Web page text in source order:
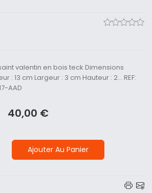
valentin en bois teck Dimensions
: 13 cm Largeur : 3 cm Hauteur : 2... REF:
AAD
40,00 €
Ajouter Au Panier